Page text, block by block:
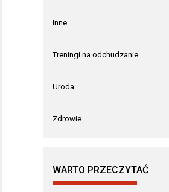
Inne
Treningi na odchudzanie
Uroda
Zdrowie
WARTO PRZECZYTAĆ